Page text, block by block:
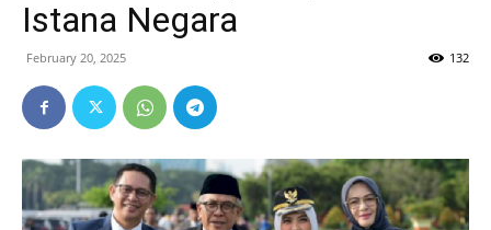
Istana Negara
February 20, 2025 132